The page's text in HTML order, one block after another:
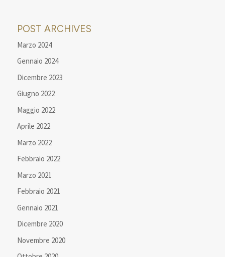
POST ARCHIVES
Marzo 2024
Gennaio 2024
Dicembre 2023
Giugno 2022
Maggio 2022
Aprile 2022
Marzo 2022
Febbraio 2022
Marzo 2021
Febbraio 2021
Gennaio 2021
Dicembre 2020
Novembre 2020